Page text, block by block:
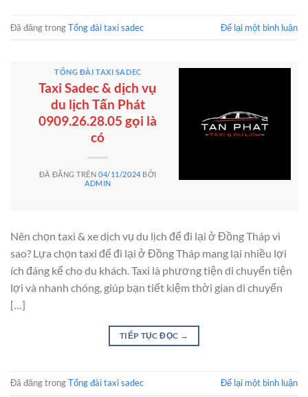
Đã đăng trongTổng đài taxi sadec Để lại một bình luận
TỔNG ĐÀI TAXI SADEC
Taxi Sadec & dịch vụ
du lịch Tấn Phát
0909.26.28.05 gọi là
có
ĐÃ ĐĂNG TRÊN04/11/2024 BỞI
ADMIN
Nên chọn taxi & xe dịch vụ du lịch để đi lại ở Đồng Tháp vì
sao? Lựa chọn taxi để đi lại ở Đồng Tháp mang lại nhiều lợi
ích đáng kể cho du khách. Taxi là phương tiện di chuyển tiện
lợi và nhanh chóng, giúp bạn tiết kiệm thời gian di chuyển
[…]
TIẾP TỤC ĐỌC →
Đã đăng trongTổng đài taxi sadec Để lại một bình luận